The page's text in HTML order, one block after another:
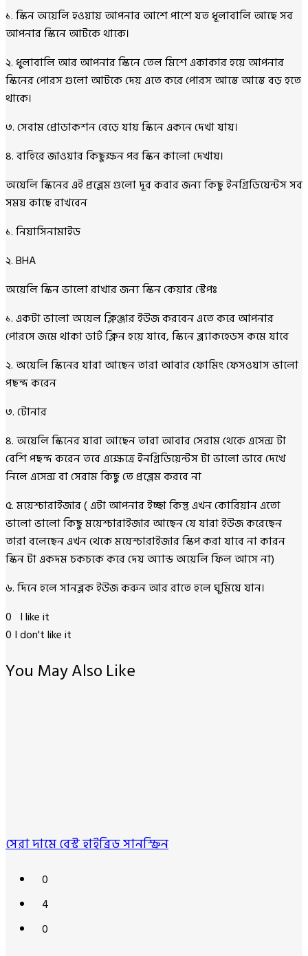
১. স্কিন অয়েলি হওয়ায় আপনার আশে পাশে যত ধূলাবালি আছে সব
আপনার স্কিনে আটকে থাকে।
২. ধুলাবালি আর আপনার স্কিনে তেল মিশে একাকার হয়ে আপনার
স্কিনের পোরস গুলো আটকে দেয় এতে করে পোরস আস্তে আস্তে বড় হতে
থাকে।
৩. সেবাম প্রোডাকশন বেড়ে যায় স্কিনে একনে দেখা যায়।
৪. বাহিরে জাওয়ার কিছুক্ষন পর স্কিন কালো দেখায়।
অয়েলি স্কিনের এই প্রব্লেম গুলো দূর করার জন্য কিছু ইনগ্রিডিয়েন্টস সব
সময় কাছে রাখবেন
১. নিয়াসিনামাইড
২. BHA
অয়েলি স্কিন ভালো রাখার জন্য স্কিন কেয়ার স্টেপঃ
১. একটা ভালো অয়েল ক্লিঞ্জার ইউজ করবেন এতে করে আপনার
পোরসে জমে থাকা ডার্ট ক্লিন হয়ে যাবে, স্কিনে ব্ল্যাকহেডস কমে যাবে
২. অয়েলি স্কিনের যারা আছেন তারা আবার ফোমিং ফেসওয়াস ভালো
পছন্দ করেন
৩. টোনার
৪. অয়েলি স্কিনের যারা আছেন তারা আবার সেরাম থেকে এসেন্স টা
বেশি পছন্দ করেন তবে এক্ষেত্রে ইনগ্রিডিয়েন্টস টা ভালো ভাবে দেখে
নিলে এসেন্স বা সেরাম কিছু তে প্রব্লেম করবে না
৫. ময়েশ্চারাইজার ( এটা আপনার ইচ্ছা কিন্তু এখন কোরিয়ান এতো
ভালো ভালো কিছু ময়েশ্চারাইজার আছেন যে যারা ইউজ করেছেন
তারা বলেছেন এখন থেকে ময়েশ্চারাইজার স্কিপ করা যাবে না কারন
স্কিন টা একদম চকচকে করে দেয় অ্যান্ড অয়েলি ফিল আসে না)
৬. দিনে হলে সানব্লক ইউজ করুন আর রাতে হলে ঘুমিয়ে যান।
0 I like it
0 I don't like it
You May Also Like
সেরা দামে বেস্ট হাইব্রিড সানস্ক্রিন
0
4
0